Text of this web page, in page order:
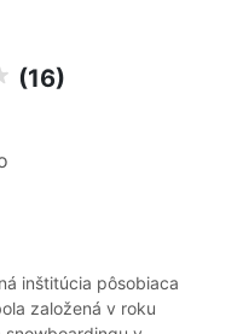
(16)
inštitúcia pôsobiaca
založená v roku